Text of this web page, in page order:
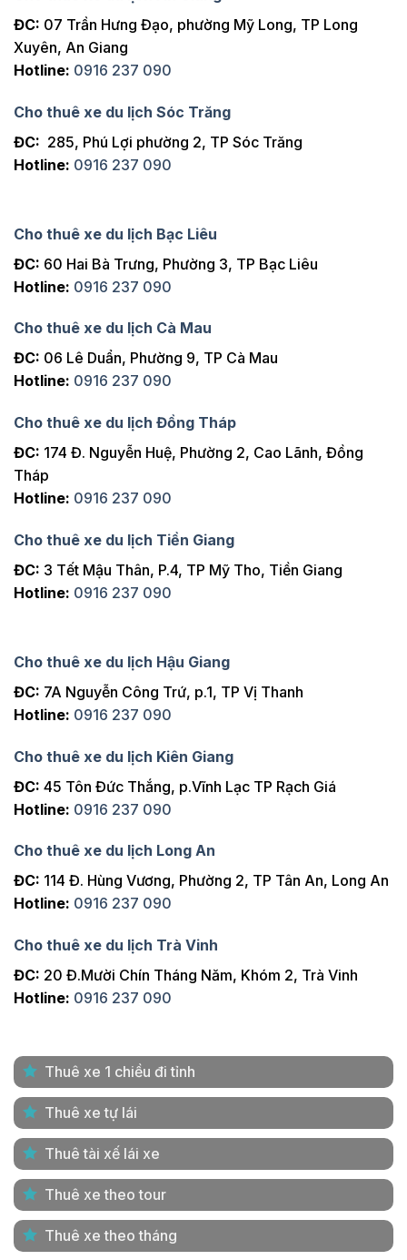
ĐC: 07 Trần Hưng Đạo, phường Mỹ Long, TP Long
Xuyên, An Giang
Hotline: 0916 237 090
Cho thuê xe du lịch Sóc Trăng
ĐC: 285, Phú Lợi phường 2, TP Sóc Trăng
Hotline: 0916 237 090
Cho thuê xe du lịch Bạc Liêu
ĐC: 60 Hai Bà Trưng, Phường 3, TP Bạc Liêu
Hotline: 0916 237 090
Cho thuê xe du lịch Cà Mau
ĐC: 06 Lê Duẩn, Phường 9, TP Cà Mau
Hotline: 0916 237 090
Cho thuê xe du lịch Đồng Tháp
ĐC: 174 Đ. Nguyễn Huệ, Phường 2, Cao Lãnh, Đồng
Tháp
Hotline: 0916 237 090
Cho thuê xe du lịch Tiền Giang
ĐC: 3 Tết Mậu Thân, P.4, TP Mỹ Tho, Tiền Giang
Hotline: 0916 237 090
Cho thuê xe du lịch Hậu Giang
ĐC: 7A Nguyễn Công Trứ, p.1, TP Vị Thanh
Hotline: 0916 237 090
Cho thuê xe du lịch Kiên Giang
ĐC: 45 Tôn Đức Thắng, p.Vĩnh Lạc TP Rạch Giá
Hotline: 0916 237 090
Cho thuê xe du lịch Long An
ĐC: 114 Đ. Hùng Vương, Phường 2, TP Tân An, Long An
Hotline: 0916 237 090
Cho thuê xe du lịch Trà Vinh
ĐC: 20 Đ.Mười Chín Tháng Năm, Khóm 2, Trà Vinh
Hotline: 0916 237 090
Thuê xe 1 chiều đi tỉnh
Thuê xe tự lái
Thuê tài xế lái xe
Thuê xe theo tour
Thuê xe theo tháng